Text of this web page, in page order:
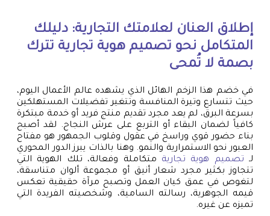
إطلاق العنان لعلامتك التجارية: دليلك
المتكامل نحو تصميم هوية تجارية تترك
بصمة لا تُمحى
في خضم هذا الزخم الهائل الذي يشهده عالم الأعمال اليوم،
حيث تتسارع وتيرة المنافسة وتتغير تفضيلات المستهلكين
بسرعة البرق، لم يعد مجرد تقديم منتج فريد أو خدمة مبتكرة
كافياً لضمان البقاء أو التربع على عرش النجاح. لقد أصبح
بناء حضور قوي وراسخ في عقول وقلوب الجمهور هو مفتاح
العبور نحو الاستمرارية والنمو. وهنا بالذات يبرز الدور المحوري
لـ تصميم هوية تجارية متكاملة وفعالة، تلك الهوية التي
تتجاوز بكثير مجرد شعار أنيق أو مجموعة ألوان متناسقة،
لتغوص في عمق كيان العمل وتصبح مرآة حقيقية تعكس
قيمه الجوهرية، رسالته السامية، وشخصيته الفريدة التي
تميزه عن غيره.